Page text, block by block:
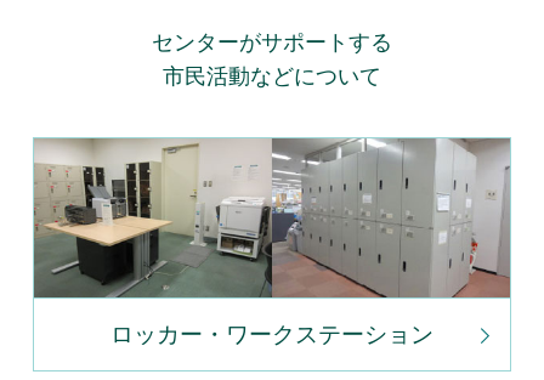
センターがサポートする
市民活動などについて
ロッカー・ワークステーション